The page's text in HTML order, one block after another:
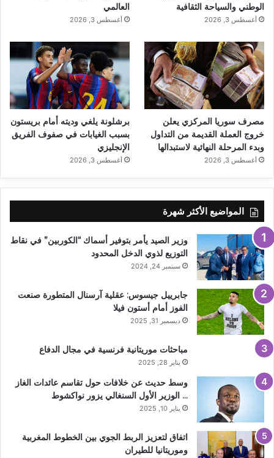
الوطني والسياحة الثقافية
أغسطس 3, 2026
العالمي
أغسطس 3, 2026
مصرف سوريا المركزي يعلن
خروج العملة القديمة من التداول
وبدء المرحلة النهائية لاستبدالها
أغسطس 3, 2026
برشلونة يلغي وديته أمام بريستون
بسبب الغيابات في صفوف الفريق
الإنجليزي
أغسطس 3, 2026
المواضيع الأكثر شهرة
وزير الصيد يأمر بتوفير أسماك “الكوربين” في نقاط
التوزيع لذوي الدخل المحدود
سبتمبر 24, 2024
جابرييل جيسوس: عقلية آرسنال المتطورة صنعت
الفوز أمام أستون فيلا
ديسمبر 31, 2025
مباحثات موريتانية فرنسية في مجال الدفاع
يناير 28, 2025
وسط حديث عن خلافات حول تقاسم عائدات الغاز
… الوزير الأول السنغالي يزور نواكشوط
يناير 10, 2025
اتفاق لتعزيز الربط الجوي بين الخطوط المغربية
وموريتانيا للطيران